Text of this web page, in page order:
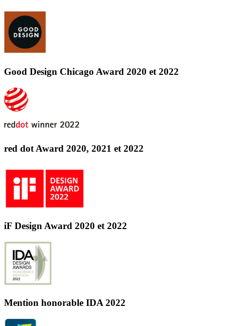
Good Design Chicago Award 2020 et 2022
red dot Award 2020, 2021 et 2022
iF Design Award 2020 et 2022
Mention honorable IDA 2022